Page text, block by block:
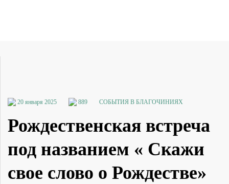
20 января 2025 889 СОБЫТИЯ В БЛАГОЧИНИЯХ
Рождественская встреча
под названием « Скажи
свое слово о Рождестве»